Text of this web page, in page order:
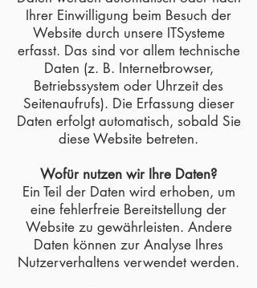
Ihrer Einwilligung beim Besuch der
Website durch unsere ITSysteme
erfasst. Das sind vor allem technische
Daten (z. B. Internetbrowser,
Betriebssystem oder Uhrzeit des
Seitenaufrufs). Die Erfassung dieser
Daten erfolgt automatisch, sobald Sie
diese Website betreten.
Wofür nutzen wir Ihre Daten?
Ein Teil der Daten wird erhoben, um
eine fehlerfreie Bereitstellung der
Website zu gewährleisten. Andere
Daten können zur Analyse Ihres
Nutzerverhaltens verwendet werden.